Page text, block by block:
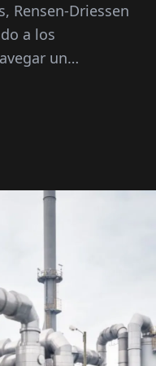
Rensen-Driessen
a los
un
personalizado